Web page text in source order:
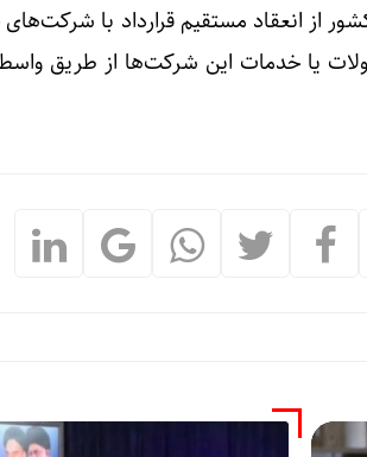
سال 2027 وزارت دفاع این کشور از انعقاد مستقیم قرارداد با
یا خدمات این شرکت‌ها از طریق